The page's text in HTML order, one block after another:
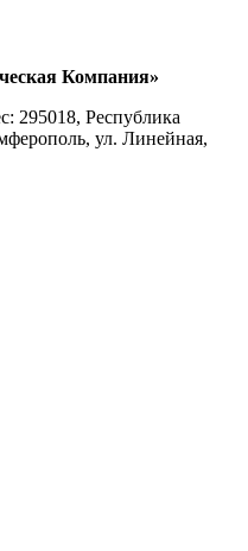
Компания»
295018, Республика
ул. Линейная,